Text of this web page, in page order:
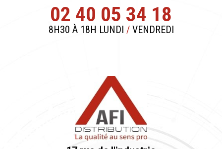
02 40 05 34 18
8H30 À 18H LUNDI /VENDREDI